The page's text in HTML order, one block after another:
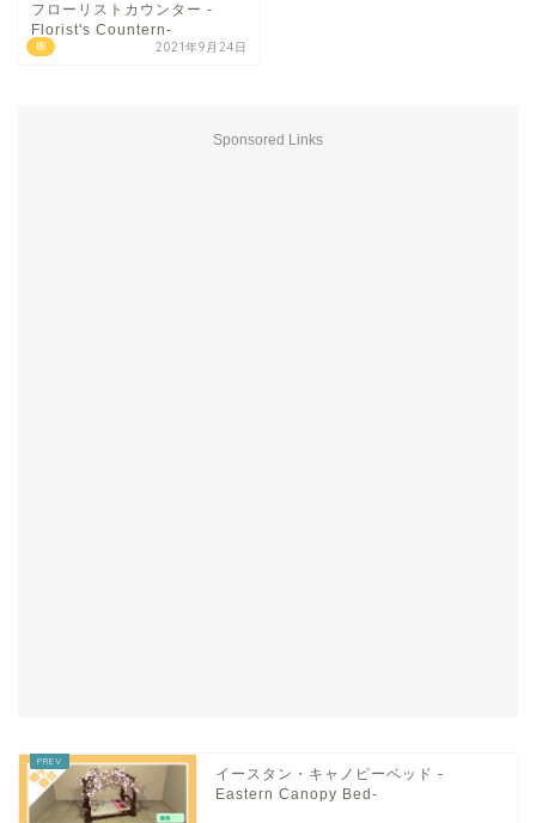
棚
フローリストカウンター -
Florist's Countern-
2021年9月24日
Sponsored Links
イースタン・キャノピーベッド -
Eastern Canopy Bed-